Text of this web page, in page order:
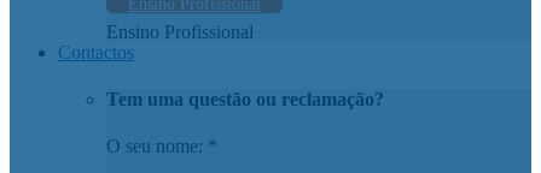
Ensino Profissional
Ensino Profissional
Contactos
Tem uma questão ou reclamação?
O seu nome: *